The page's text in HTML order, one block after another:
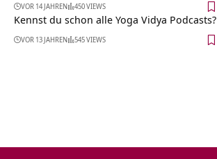
VOR 14 JAHREN 450 VIEWS
Kennst du schon alle Yoga Vidya Podcasts?
VOR 13 JAHREN 545 VIEWS